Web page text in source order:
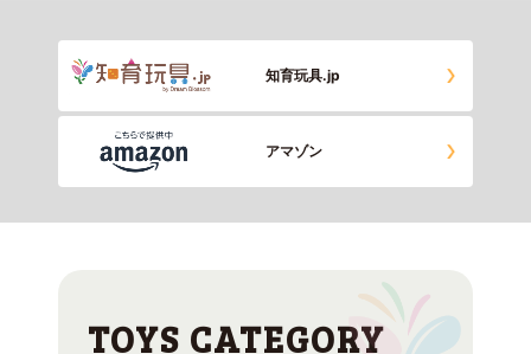
知育玩具.jp
アマゾン